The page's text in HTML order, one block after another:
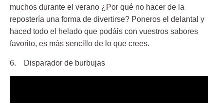
muchos durante el verano ¿Por qué no hacer de la
repostería una forma de divertirse? Poneros el delantal y
haced todo el helado que podáis con vuestros sabores
favorito, es más sencillo de lo que crees.
6. Disparador de burbujas